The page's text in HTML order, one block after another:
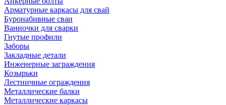
Арматурные каркасы для свай
Буронабивные сваи
Ванночки для сварки
Гнутые профили
Заборы
Закладные детали
Инженерные заграждения
Козырьки
Лестничные ограждения
Металлические балки
Металлические каркасы